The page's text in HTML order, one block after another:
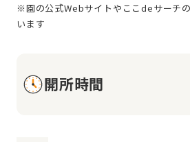
※園の公式Webサイトやここdeサーチ
開所時間